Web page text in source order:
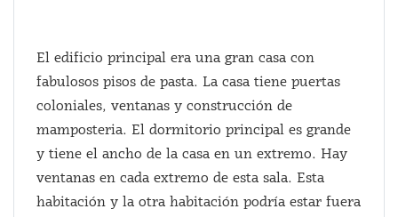
El edificio principal era una gran casa con
fabulosos pisos de pasta. La casa tiene puertas
coloniales, ventanas y construcción de
mamposteria. El dormitorio principal es grande
y tiene el ancho de la casa en un extremo. Hay
ventanas en cada extremo de esta sala. Esta
habitación y la otra habitación podría estar fuera